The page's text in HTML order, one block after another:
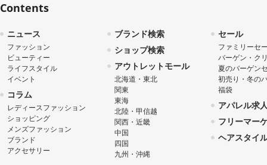
Contents
ニュース
ファッション
ビューティー
ライフスタイル
イベント
コラム
レディースファッション
ショッピング
メンズファッション
ブランド
アクセサリー
ブランド検索
ショップ検索
アウトレットモール
北海道・東北
関東
東海
北陸・甲信越
関西・近畿
中国
四国
九州・沖縄
セール
ファミリーセ
バーゲン・ク
夏のバーゲン
初売り・冬の
福袋
アパレル求
フリーマー
ヘアスタイ